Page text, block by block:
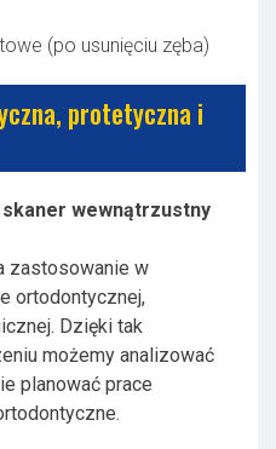
(po usunięciu zęba)
protetyczna i
wewnątrzustny
zastosowanie w
ortodontycznej,
Dzięki tak
możemy analizować
planować prace